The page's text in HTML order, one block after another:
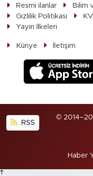
Resmi ilanlar
Bilim
Gizlilik Politikası
Yayın İlkeleri
Künye İletişim
RSS
©
Haber